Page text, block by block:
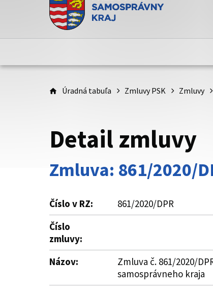
Doména psk.sk je oficiálna
Toto je oficiálna webová stránka
Úradná tabuľa Zmluvy PSK Zmluvy
Detail zmluvy
Zmluva: 861/2020/
Číslo v RZ:
861/2020/DPR
Číslo
zmluvy:
Názov:
Zmluva č. 861/2020/
samosprávneho kraja